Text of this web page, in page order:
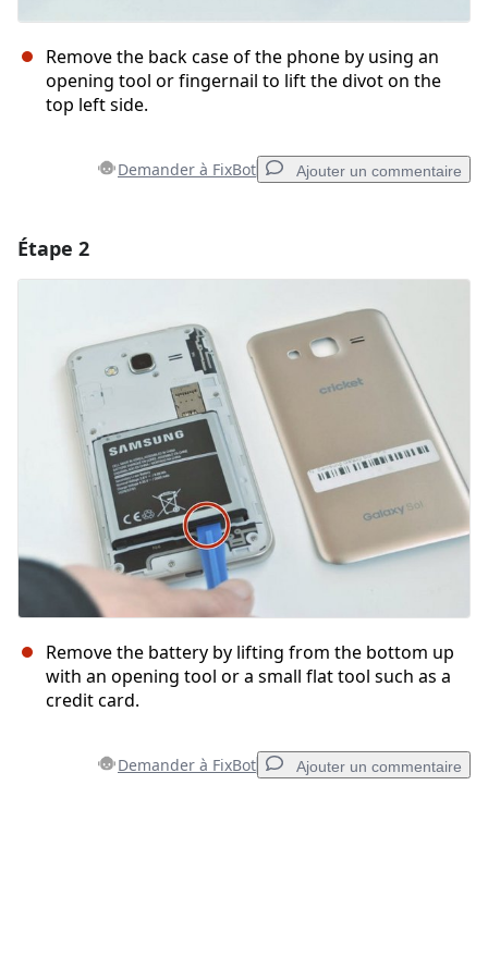
Remove the back case of the phone by using an
opening tool or fingernail to lift the divot on the
top left side.
Demander à FixBot Ajouter un commentaire
Annuler Publier un commentaire
Étape 2
Remove the battery by lifting from the bottom up
with an opening tool or a small flat tool such as a
credit card.
Demander à FixBot Ajouter un commentaire